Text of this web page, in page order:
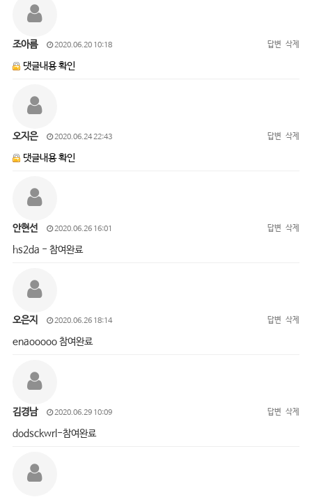
조아름 2020.06.20 10:18 답변 삭제
댓글내용 확인
오지은 2020.06.24 22:43 답변 삭제
댓글내용 확인
안현선 2020.06.26 16:01 답변 삭제
hs2da - 참여완료
오은지 2020.06.26 18:14 답변 삭제
enaooooo 참여완료
김경남 2020.06.29 10:09 답변 삭제
dodsckwrl-참여완료